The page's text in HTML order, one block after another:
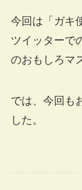
今回は「ガキ
ツイッターで
のおもしろマ
では、今回も
した。